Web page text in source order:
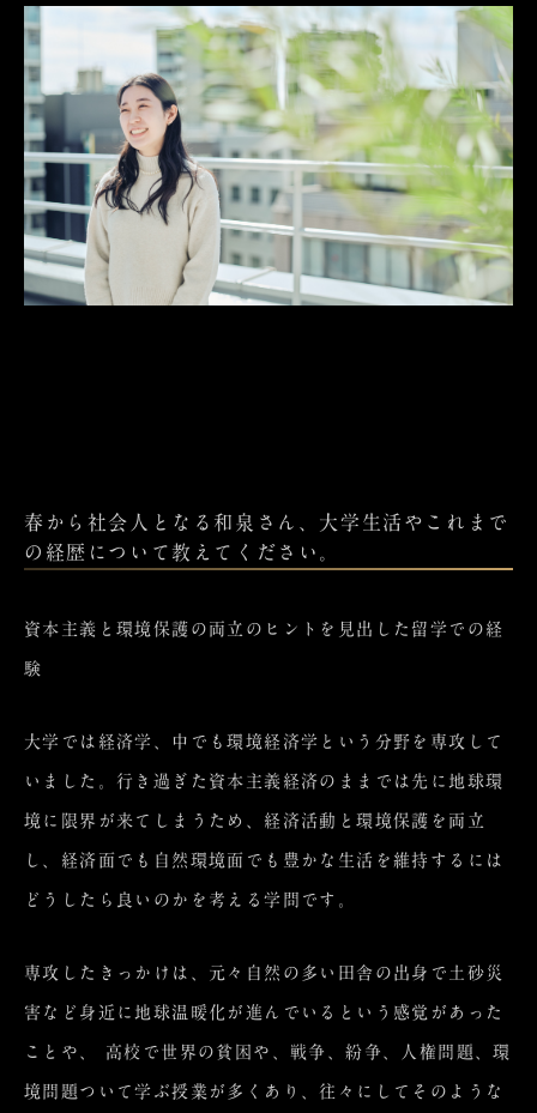
春から社会人となる和泉さん、大学生活やこれまで
の経歴について教えてください。
資本主義と環境保護の両立のヒントを見出した留学での経
験
大学では経済学、中でも環境経済学という分野を専攻して
いました。行き過ぎた資本主義経済のままでは先に地球環
境に限界が来てしまうため、経済活動と環境保護を両立
し、経済面でも自然環境面でも豊かな生活を維持するには
どうしたら良いのかを考える学問です。
専攻したきっかけは、元々自然の多い田舎の出身で土砂災
害など身近に地球温暖化が進んでいるという感覚があった
ことや、 高校で世界の貧困や、戦争、紛争、人権問題、環
境問題ついて学ぶ授業が多くあり、往々にしてそのような